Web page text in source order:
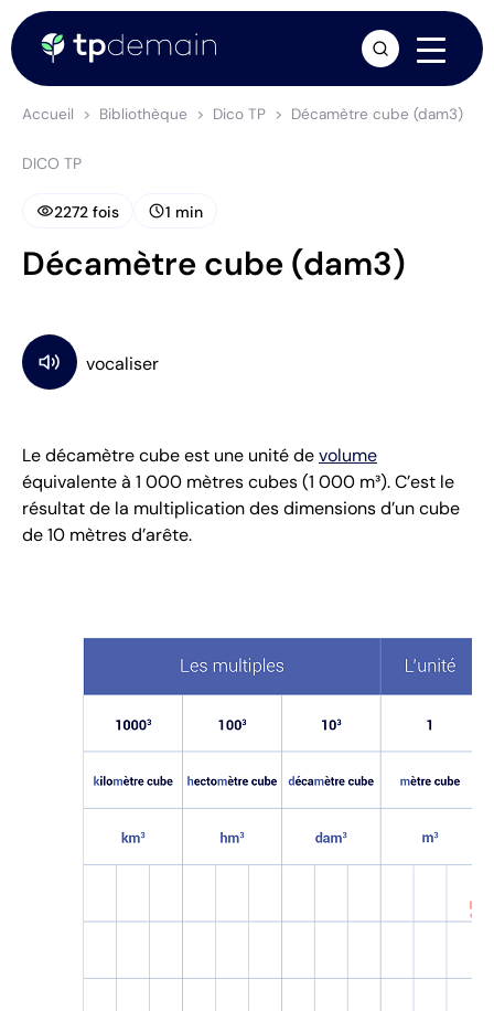
Accueil Bibliothèque Dico TP Décamètre cube (dam3)
DICO TP
visibility2272 fois schedule1 min
Décamètre cube (dam3)
Le décamètre cube est une unité devolume
équivalente à 1 000 mètres cubes (1 000 m³). C’est le
résultat de la multiplication des dimensions d’un cube
de 10 mètres d’arête.
arrow_forward